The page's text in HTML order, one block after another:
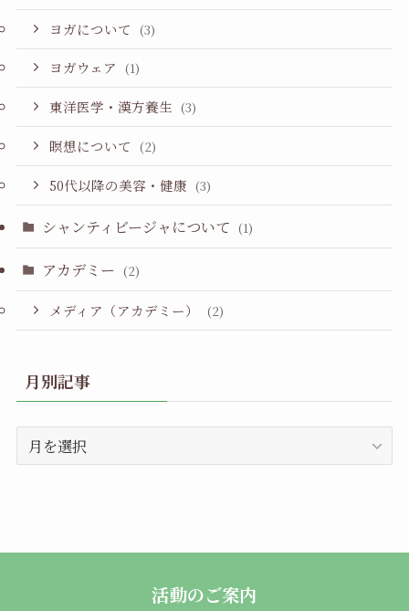
ヨガについて (3)
ヨガウェア (1)
東洋医学・漢方養生 (3)
瞑想について (2)
50代以降の美容・健康 (3)
シャンティビージャについて (1)
アカデミー (2)
メディア（アカデミー） (2)
月別記事
別
活動のご案内